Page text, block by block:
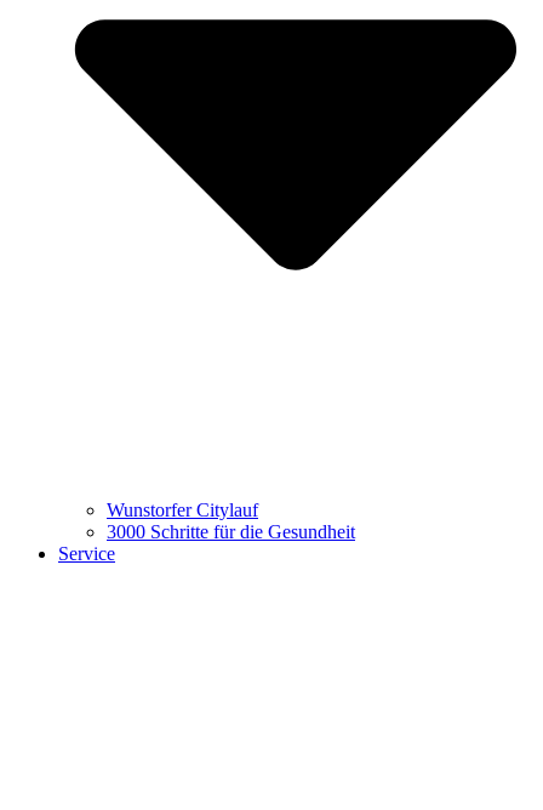
Wunstorfer Citylauf
3000 Schritte für die Gesundheit
Service